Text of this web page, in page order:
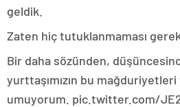
geldik.
Zaten hiç tutuklanmaması
Bir daha sözünden,
yurttaşımızın bu mağduriyetleri
umuyorum. pic.twitter.com/